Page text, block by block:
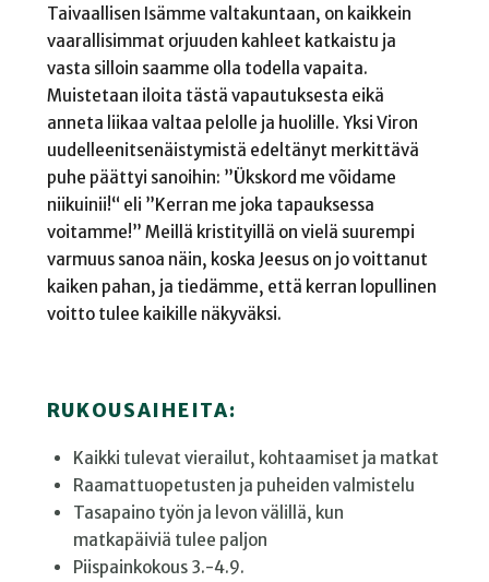
Taivaallisen Isämme valtakuntaan, on kaikkein
vaarallisimmat orjuuden kahleet katkaistu ja
vasta silloin saamme olla todella vapaita.
Muistetaan iloita tästä vapautuksesta eikä
anneta liikaa valtaa pelolle ja huolille. Yksi Viron
uudelleenitsenäistymistä edeltänyt merkittävä
puhe päättyi sanoihin: ”Ükskord me võidame
niikuinii!“ eli ”Kerran me joka tapauksessa
voitamme!” Meillä kristityillä on vielä suurempi
varmuus sanoa näin, koska Jeesus on jo voittanut
kaiken pahan, ja tiedämme, että kerran lopullinen
voitto tulee kaikille näkyväksi.
RUKOUSAIHEITA:
Kaikki tulevat vierailut, kohtaamiset ja matkat
Raamattuopetusten ja puheiden valmistelu
Tasapaino työn ja levon välillä, kun
matkapäiviä tulee paljon
Piispainkokous 3.-4.9.